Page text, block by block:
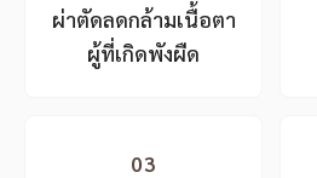
ผ่าตัดลดกล้ามเนื้อตา
ผู้ที่เกิดพังผืด
03